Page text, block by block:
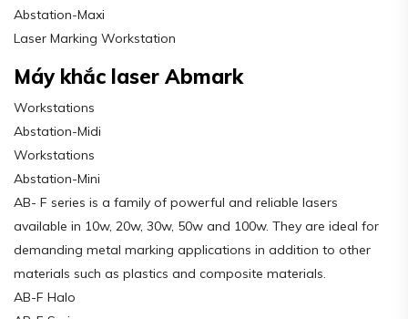
Abstation-Maxi
Laser Marking Workstation
Máy khắc laser Abmark
Workstations
Abstation-Midi
Workstations
Abstation-Mini
AB- F series is a family of powerful and reliable lasers
available in 10w, 20w, 30w, 50w and 100w. They are ideal for
demanding metal marking applications in addition to other
materials such as plastics and composite materials.
AB-F Halo